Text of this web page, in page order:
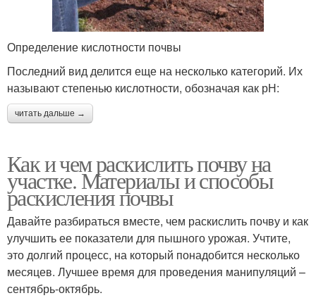
Определение кислотности почвы
Последний вид делится еще на несколько категорий. Их
называют степенью кислотности, обозначая как рН:
читать дальше →
Как и чем раскислить почву на
участке. Материалы и способы
раскисления почвы
Давайте разбираться вместе, чем раскислить почву и как
улучшить ее показатели для пышного урожая. Учтите,
это долгий процесс, на который понадобится несколько
месяцев. Лучшее время для проведения манипуляций –
сентябрь-октябрь.